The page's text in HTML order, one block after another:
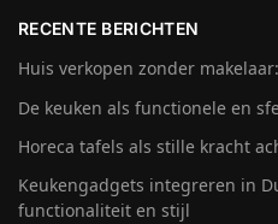
RECENTE BERICHTEN
Huis verkopen zonder
De keuken als functionele en
Horeca tafels als stille kracht
Keukengadgets integreren in
functionaliteit en stijl